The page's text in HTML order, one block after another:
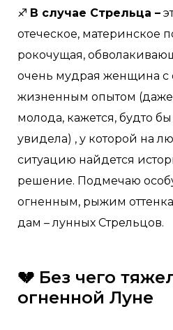
♐️ В случае Стрельца –
отеческое, материнское
рокочущая,
очень мудрая женщина
жизненным опытом (даже
молода, кажется, будто
увидела) , у которой на
ситуацию найдется
решение. Подмечаю
огненным, рыжим
дам – лунных Стрельцов.
💔 Без чего
огненной Луне